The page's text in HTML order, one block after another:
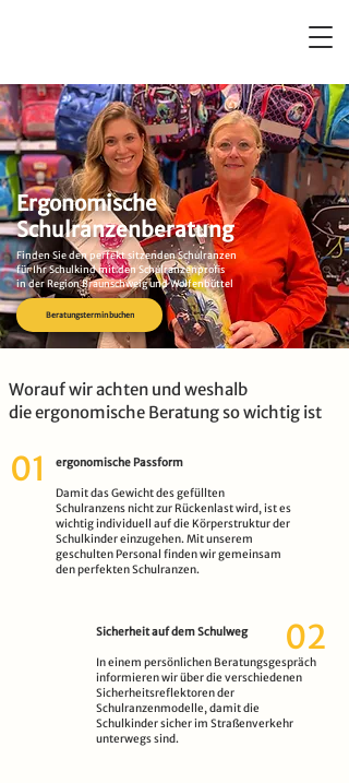
Ergonomische
Schulranzenberatung
Finden Sie den perfekt sitzenden Schulranzen
für Ihr Schulkindmit den Schulranzenprofis
in der Region Braunschweig und Wolfenbüttel
Beratungstermin buchen
Worauf wir achten und weshalb
die ergonomische Beratung so wichtig ist
01 ergonomische Passform
Damit das Gewicht des gefüllten
Schulranzens nicht zur Rückenlast wird, ist es
wichtig individuell auf die Körperstruktur der
Schulkinder einzugehen. Mit unserem
geschulten Personal finden wir gemeinsam
den perfekten Schulranzen.
02
Sicherheit auf dem Schulweg
In einem persönlichen Beratungsgespräch
informieren wir über die verschiedenen
Sicherheitsreflektoren der
Schulranzenmodelle, damit die
Schulkinder sicher im Straßenverkehr
unterwegs sind.